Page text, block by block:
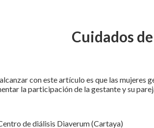
Cuidados
con este artículo es que las
la participación de la gestante y su
de diálisis Diaverum (Cartaya)